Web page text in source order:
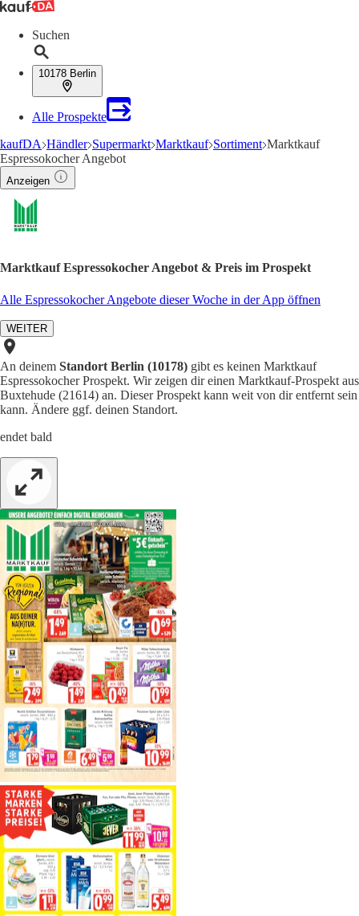
Suchen
10178 Berlin
Alle Prospekte
kaufDA Händler Supermarkt Marktkauf Sortiment Marktkauf
Espressokocher Angebot
Anzeigen
Marktkauf Espressokocher Angebot & Preis im Prospekt
Alle Espressokocher Angebote dieser Woche in der App öffnen
WEITER
An deinem Standort Berlin (10178) gibt es keinen Marktkauf
Espressokocher Prospekt. Wir zeigen dir einen Marktkauf-Prospekt aus
Buxtehude (21614) an. Dieser Prospekt kann weit von dir entfernt sein
kann. Ändere ggf. deinen Standort.
endet bald